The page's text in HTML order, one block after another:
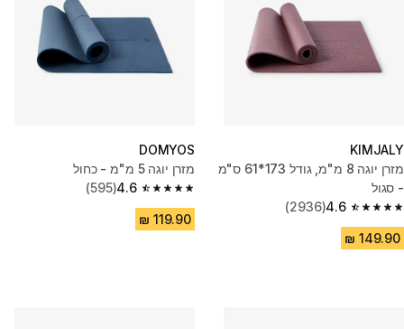
KIMJALY
מזרן יוגה 8 מ"מ, גודל 173*61 ס"מ
- סגול
4.6
4.6 out of 5 stars from 2936 reviews
(2936)
DOMYOS
מזרן יוגה 5 מ"מ - כחול
4.6
4.6 out of 5 stars from 595 reviews
(595)